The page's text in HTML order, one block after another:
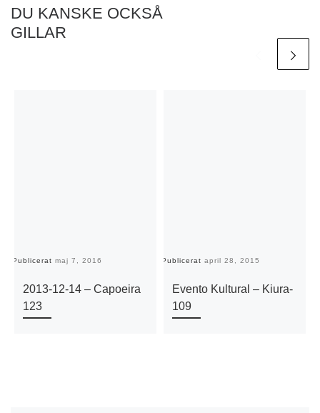
DU KANSKE OCKSÅ
GILLAR
Publicerat maj 7, 2016
2013-12-14 – Capoeira
123
Publicerat april 28, 2015
Evento Kultural – Kiura-
109